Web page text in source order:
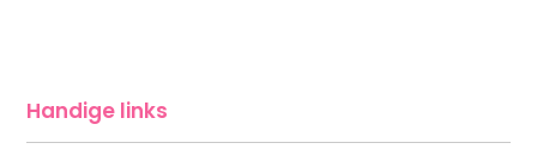
Handige links